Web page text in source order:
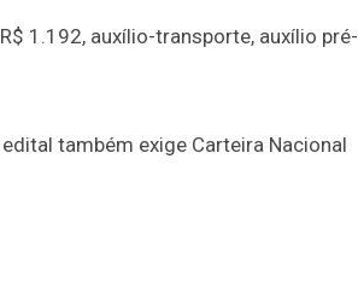
1.192, auxílio-transporte, auxílio pré-
também exige Carteira Nacional